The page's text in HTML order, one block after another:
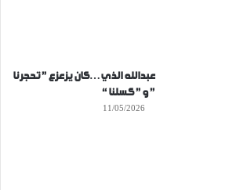
عبدالله الذي…كان يزعزع ” تحجرنا
” و ” كسلنا “
11/05/2026